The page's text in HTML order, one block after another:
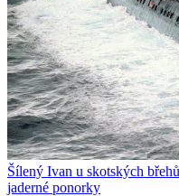
Šílený Ivan u skotských
jaderné ponorky